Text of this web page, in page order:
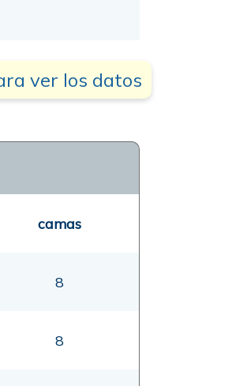
ver los datos
camas
8
8